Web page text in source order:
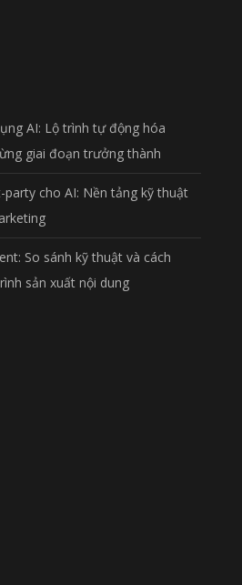
AI: Lộ trình tự động hóa
giai đoạn trưởng thành
party cho AI: Nền tảng kỹ thuật
So sánh kỹ thuật và cách
sản xuất nội dung